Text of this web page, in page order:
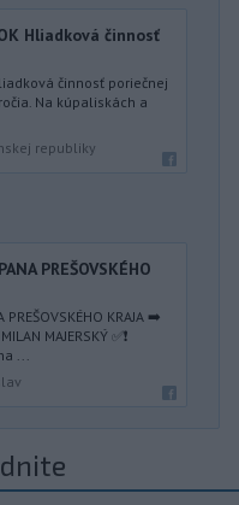
Hliadková činnosť
činnosť poriečnej
Na kúpaliskách a
republiky
PREŠOVSKÉHO
PREŠOVSKÉHO KRAJA ➡️
MAJERSKÝ ✅️❗️
...